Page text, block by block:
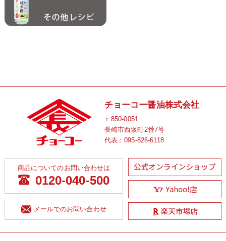
チョーコー醤油株式会社
〒850-0051
長崎市西坂町2番7号
代表：095-826-6118
商品についてのお問い合わせは
0120-040-500
メールでのお問い合わせ